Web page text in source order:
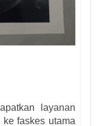
layanan
faskes utama